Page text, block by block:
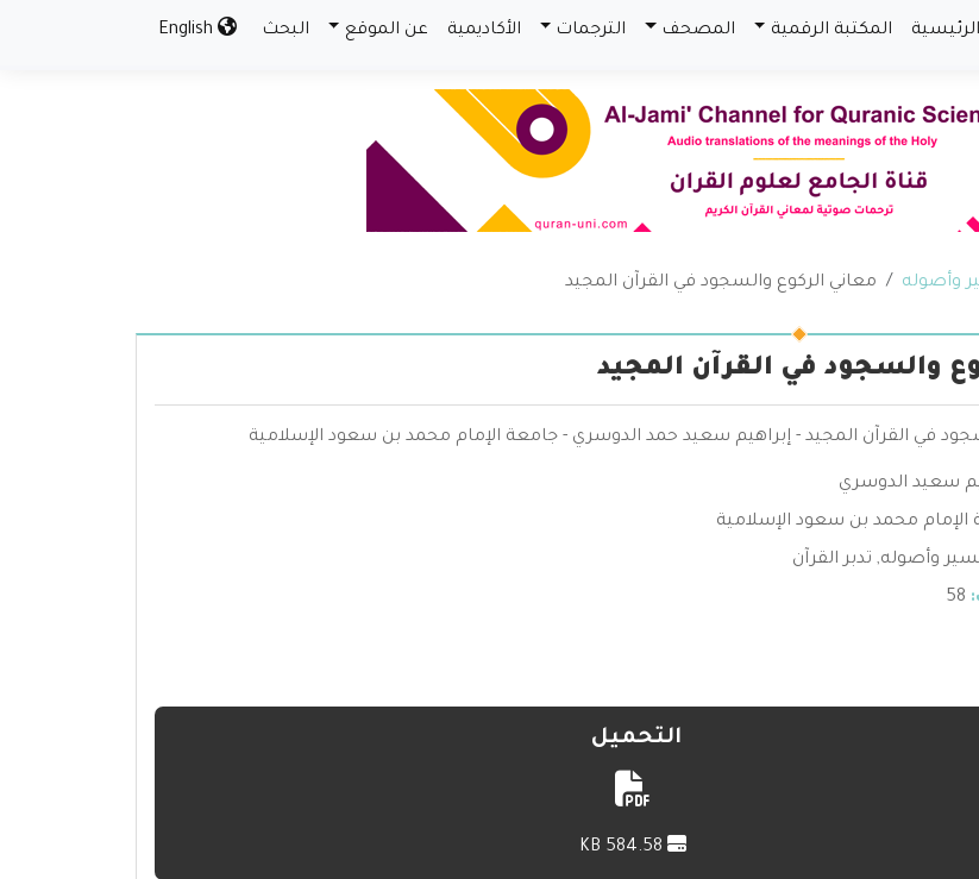
الرئيسية المكتبة الرقمية المصحف الترجمات الأكاديمية عن الموقع البحث
وأصوله معاني الركوع والسجود في القرآن المجيد
والسجود في القرآن المجيد
في القرآن المجيد - إبراهيم سعيد حمد الدوسري - جامعة الإمام محمد بن سعود الإسلامية
سعيد الدوسري
الإمام محمد بن سعود الإسلامية
وأصوله, تدبر القرآن
58
التحميل